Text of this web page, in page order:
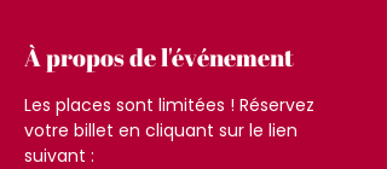
À propos de l'événement
Les places sont limitées ! Réservez
votre billet en cliquant sur le lien
suivant :